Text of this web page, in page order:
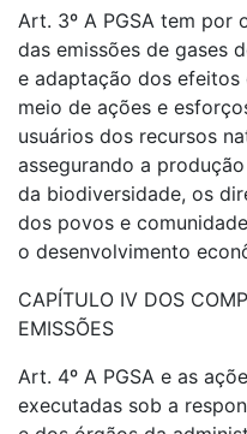
Art. 3º A PGSA tem por
das emissões de gases
e adaptação dos efeitos
meio de ações e
usuários dos recursos
assegurando a
da biodiversidade, os
dos povos e
o desenvolvimento
CAPÍTULO IV DOS
EMISSÕES
Art. 4º A PGSA e as
executadas sob a